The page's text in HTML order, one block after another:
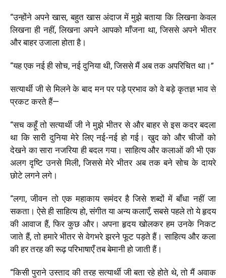
“उन्होंने अपने खास, बहुत खास अंदाज में मुझे बताया कि लिखना केवल
लिखना ही नहीं, लिखना अपने आपको माँजना था, जिससे अपने भीतर
और बाहर उजाला होता है।
“यह एक नई ही सोच, नई दुनिया थी, जिससे मैं अब तक अपरिचित था।”
सत्यार्थी जी से मिलने के बाद मन पर पड़े प्रभाव को वे बड़े कृतज्ञ भाव से
प्रकट करते हैं—
“सच कहूँ तो सत्यार्थी जी ने मुझे भीतर से और बाहर से इस कदर बदला
था कि सारी दुनिया मेरे लिए नई-नई हो गई। खुद को और चीजों को
देखने का सारा नजरिया ही बदल गया। साहित्य और कलाओं की भी एक
अलग दृष्टि उनसे मिली, जिससे मेरे भीतर अब तक बने सोच के दायरे
छोटे लगने लगे।
“लगा, जीवन तो एक महाकाय समंदर है जिसे शब्दों में बाँधा नहीं जा
सकता। ऐसे ही साहित्य हो, संगीत या अन्य कलाएँ, सबसे पहले तो ये हृदय
की आवाज हैं, फिर कुछ और। अपना हृदय खोलकर हम उनके निकट
जाते हैं, तो हमारे भीतर से वेगभरे झरने फूट पड़ते हैं। साहित्य और कला
की हर तरह की रूढ़ परिभाषाएँ तब बेमानी हो जाती हैं।
“किसी पुराने उस्ताद की तरह सत्यार्थी जी बता रहे होते थे, तो मैं अवाक